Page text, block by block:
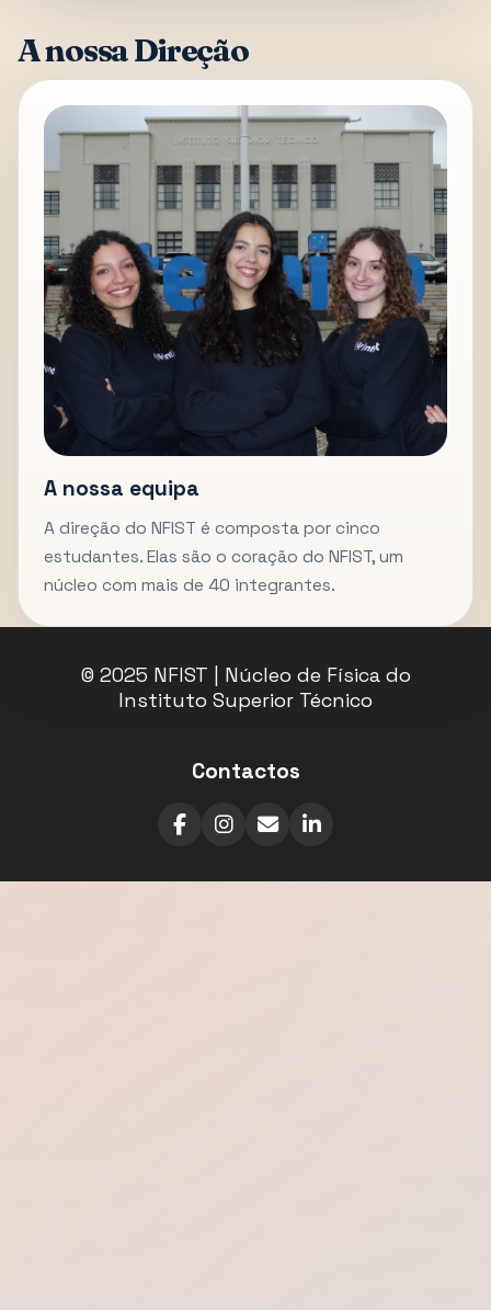
A nossa Direção
A nossa equipa
A direção do NFIST é composta por cinco
estudantes. Elas são o coração do NFIST, um
núcleo com mais de 40 integrantes.
© 2025 NFIST | Núcleo de Física do
Instituto Superior Técnico
Contactos